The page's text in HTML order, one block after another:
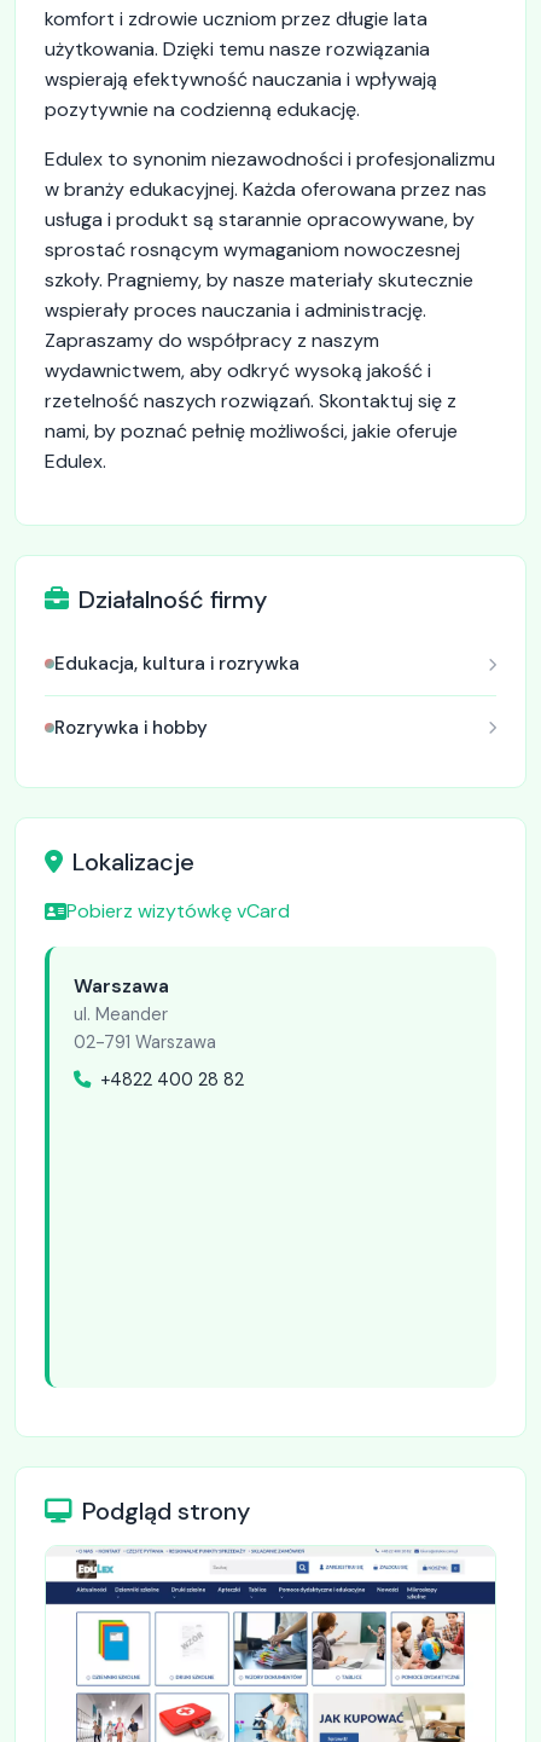
komfort i zdrowie uczniom przez długie lata
użytkowania. Dzięki temu nasze rozwiązania
wspierają efektywność nauczania i wpływają
pozytywnie na codzienną edukację.
Edulex to synonim niezawodności i profesjonalizmu
w branży edukacyjnej. Każda oferowana przez nas
usługa i produkt są starannie opracowywane, by
sprostać rosnącym wymaganiom nowoczesnej
szkoły. Pragniemy, by nasze materiały skutecznie
wspierały proces nauczania i administrację.
Zapraszamy do współpracy z naszym
wydawnictwem, aby odkryć wysoką jakość i
rzetelność naszych rozwiązań. Skontaktuj się z
nami, by poznać pełnię możliwości, jakie oferuje
Edulex.
Działalność firmy
Edukacja, kultura i rozrywka
Rozrywka i hobby
Lokalizacje
Pobierz wizytówkę vCard
Warszawa
ul. Meander
02-791 Warszawa
+4822 400 28 82
Podgląd strony